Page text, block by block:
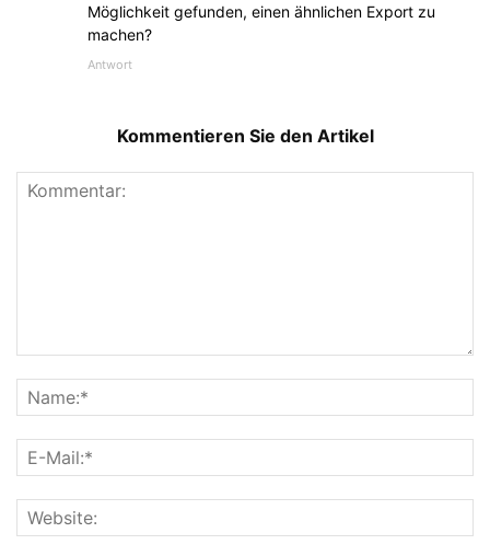
Möglichkeit gefunden, einen ähnlichen Export zu
machen?
Antwort
Kommentieren Sie den Artikel